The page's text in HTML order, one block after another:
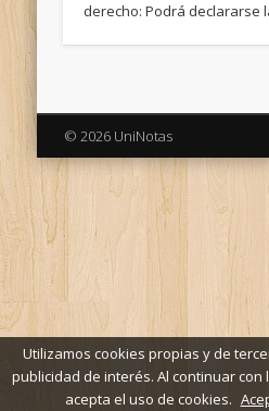
derecho: Podrá declararse
© 2026 UniNotas
Utilizamos cookies propias y de
publicidad de interés. Al continuar
acepta el uso de cookies.